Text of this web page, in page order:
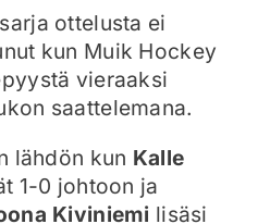
ottelusta ei
kun Muik Hockey
vieraaksi
saattelemana.
lähdön kun Kalle
1-0 johtoon ja
Kiviniemi lisäsi